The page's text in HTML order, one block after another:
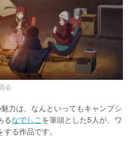
会
力は、なんといってもキャンプシ
るなでしこ を筆頭とした5人が、ワ
る作品です。